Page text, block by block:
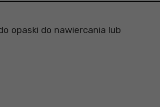
opaski do nawiercania lub